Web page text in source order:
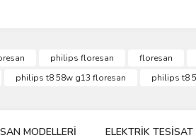
philips floresan floresan
philips t8 58w g13 floresan philips t8
MODELLERİ ELEKTRİK TESİSAT